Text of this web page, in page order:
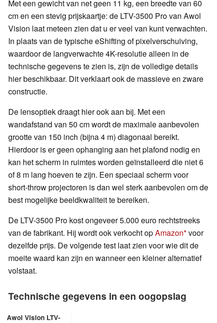
Met een gewicht van net geen 11 kg, een breedte van 60
cm en een stevig prijskaartje: de LTV-3500 Pro van Awol
Vision laat meteen zien dat u er veel van kunt verwachten.
In plaats van de typische eShifting of pixelverschuiving,
waardoor de langverwachte 4K-resolutie alleen in de
technische gegevens te zien is, zijn de volledige details
hier beschikbaar. Dit verklaart ook de massieve en zware
constructie.
De lensoptiek draagt hier ook aan bij. Met een
wandafstand van 50 cm wordt de maximale aanbevolen
grootte van 150 inch (bijna 4 m) diagonaal bereikt.
Hierdoor is er geen ophanging aan het plafond nodig en
kan het scherm in ruimtes worden geïnstalleerd die niet 6
of 8 m lang hoeven te zijn. Een speciaal scherm voor
short-throw projectoren is dan wel sterk aanbevolen om de
best mogelijke beeldkwaliteit te bereiken.
De LTV-3500 Pro kost ongeveer 5.000 euro rechtstreeks
van de fabrikant. Hij wordt ook verkocht opAmazon voor
dezelfde prijs. De volgende test laat zien voor wie dit de
moeite waard kan zijn en wanneer een kleiner alternatief
volstaat.
Technische gegevens in een oogopslag
Awol Vision LTV-